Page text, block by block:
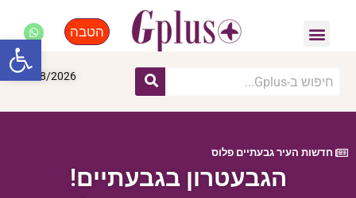
הטבה
09/08/2026
חדשות העיר גבעתיים פלוס
הגבעטרון בגבעתיים!
פתח